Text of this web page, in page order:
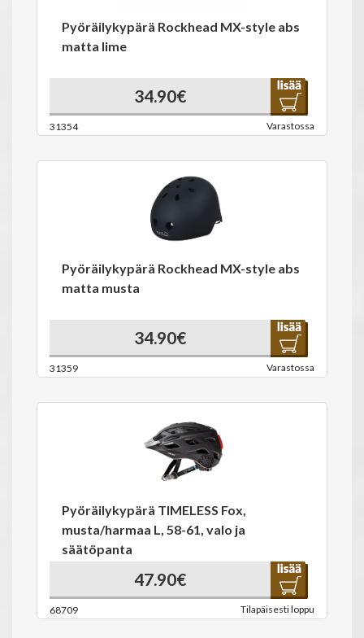
Pyöräilykypärä Rockhead MX-style abs
matta lime
34.90€
31354 Varastossa
Pyöräilykypärä Rockhead MX-style abs
matta musta
34.90€
31359 Varastossa
Pyöräilykypärä TIMELESS Fox,
musta/harmaa L, 58-61, valo ja
säätöpanta
47.90€
68709 Tilapäisesti loppu